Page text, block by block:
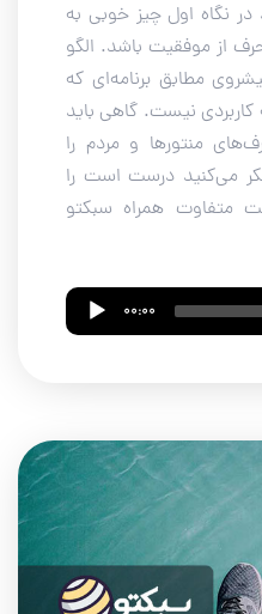
نگاه اول چیز خوبی به
از موفقیت باشد. الگو
مطابق برنامه‌ای که
نیست. گاهی باید
منتورها و مردم را
می‌کنید درست است را
متفاوت همراه سبکتو
00:00